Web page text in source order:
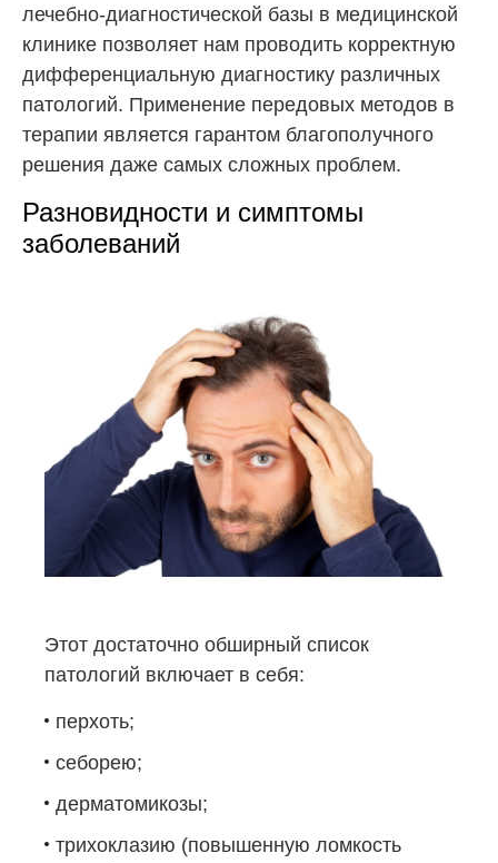
лечебно-диагностической базы в медицинской
клинике позволяет нам проводить корректную
дифференциальную диагностику различных
патологий. Применение передовых методов в
терапии является гарантом благополучного
решения даже самых сложных проблем.
Разновидности и симптомы
заболеваний
Этот достаточно обширный список
патологий включает в себя:
перхоть;
себорею;
дерматомикозы;
трихоклазию (повышенную ломкость